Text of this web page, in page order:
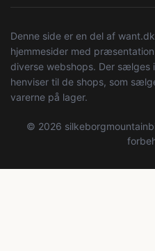
Denne side er en del af
hjemmesider med
diverse webshops. Der sælges
henviser til de shops, som
varerne på lager.
© 2026